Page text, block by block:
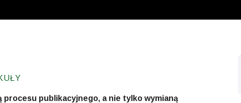
procesu publikacyjnego, a nie tylko wymianą